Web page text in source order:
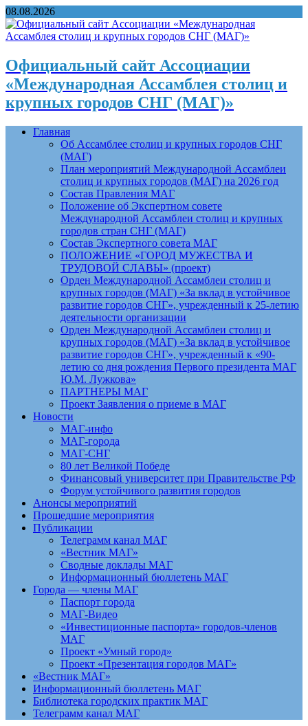
08.08.2026
Официальный сайт Ассоциации
«Международная Ассамблея столиц и
крупных городов СНГ (МАГ)»
Главная
Об Ассамблее столиц и крупных городов СНГ
(МАГ)
План мероприятий Международной Ассамблеи
столиц и крупных городов (МАГ) на 2026 год
Состав Правления МАГ
Положение об Экспертном совете
Международной Ассамблеи столиц и крупных
городов стран СНГ (МАГ)
Состав Экспертного совета МАГ
ПОЛОЖЕНИЕ «ГОРОД МУЖЕСТВА И
ТРУДОВОЙ СЛАВЫ» (проект)
Орден Международной Ассамблеи столиц и
крупных городов (МАГ) «За вклад в устойчивое
развитие городов СНГ», учрежденный к 25-летию
деятельности организации
Орден Международной Ассамблеи столиц и
крупных городов (МАГ) «За вклад в устойчивое
развитие городов СНГ», учрежденный к «90-
летию со дня рождения Первого президента МАГ
Ю.М. Лужкова»
ПАРТНЕРЫ МАГ
Проект Заявления о приеме в МАГ
Новости
МАГ-инфо
МАГ-города
МАГ-СНГ
80 лет Великой Победе
Финансовый университет при Правительстве РФ
Форум устойчивого развития городов
Анонсы мероприятий
Прошедшие мероприятия
Публикации
Телеграмм канал МАГ
«Вестник МАГ»
Сводные доклады МАГ
Информационный бюллетень МАГ
Города — члены МАГ
Паспорт города
МАГ-Видео
«Инвестиционные паспорта» городов-членов
МАГ
Проект «Умный город»
Проект «Презентация городов МАГ»
«Вестник МАГ»
Информационный бюллетень МАГ
Библиотека городских практик МАГ
Телеграмм канал МАГ